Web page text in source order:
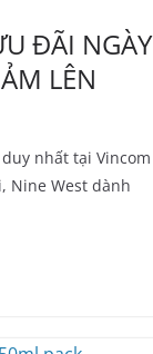
ĐÃI NGÀY
LÊN
nhất tại Vincom
Nine West dành